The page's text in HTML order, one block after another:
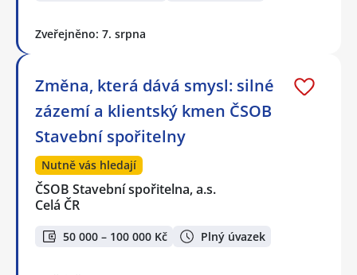
Zveřejněno: 7. srpna
Změna, která dává smysl: silné
zázemí a klientský kmen ČSOB
Stavební spořitelny
Nutně vás hledají
ČSOB Stavební spořitelna, a.s.
Celá ČR
50 000 – 100 000 Kč Plný úvazek